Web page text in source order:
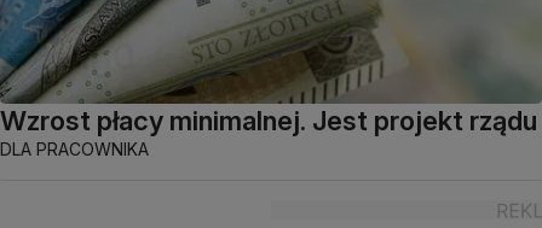
Wzrost płacy minimalnej. Jest projekt rządu
DLA PRACOWNIKA